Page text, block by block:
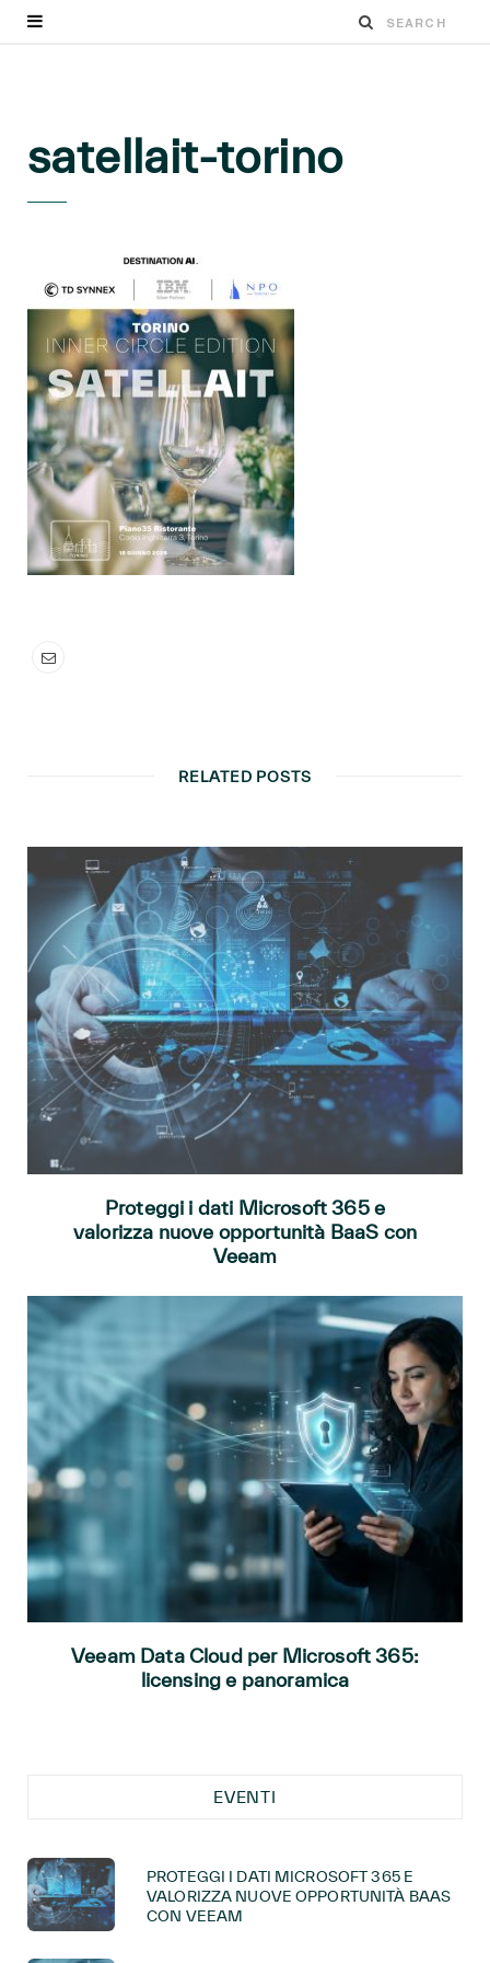
satellait-torino
RELATED POSTS
Proteggi i dati Microsoft 365 e
valorizza nuove opportunità BaaS con
Veeam
Veeam Data Cloud per Microsoft 365:
licensing e panoramica
EVENTI
PROTEGGI I DATI MICROSOFT 365 E
VALORIZZA NUOVE OPPORTUNITÀ BAAS
CON VEEAM